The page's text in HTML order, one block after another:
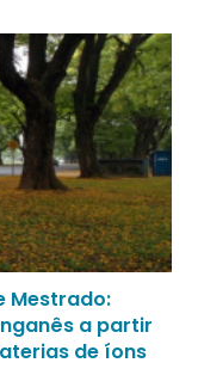
Mestrado:
a partir
de íons